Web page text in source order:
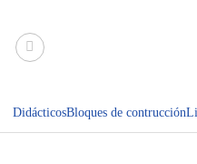
contenido
DidácticosBloques de contrucción